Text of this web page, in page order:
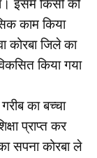
इसमें किसी को
काम किया
कोरबा जिले का
किया गया
का बच्चा
प्राप्त कर
सपना कोरबा ले